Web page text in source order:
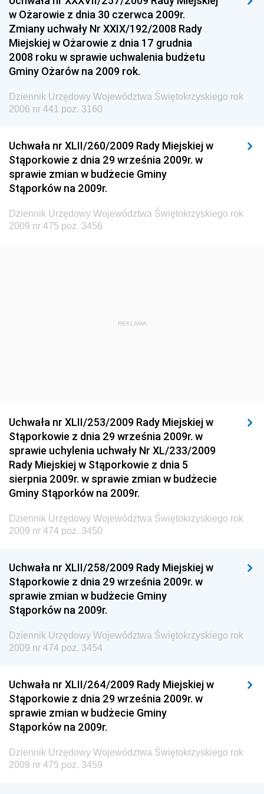
Dziennik Urzędowy Urzędu Ochrony Konkurencji i
Konsumentów
Dziennik Urzędowy Ministra Pracy i Polityki
Społecznej
Dziennik Urzędowy Urzędu Lotnictwa Cywilnego
Dziennik Urzędowy Ministerstwa Hutnictwa i
Przemysłu Maszynowego
Dziennik Urzędowy Ministerstwa Zdrowia i Opieki
Społecznej
Dziennik Urzędowy Ministerstwa Rolnictwa, Leśnictwa
i Gospodarki Żywnościowej
Dziennik Urzędowy Głównego Inspektora Ochrony
Dziennik Urzędowy Ministra Budownictwa i Przemysłu
Materiałów Budowlanych
Dziennik Urzędowy Ministra Infrastruktury i Rozwoju
Dziennik Urzędowy Głównego Inspektoratu Ochrony
Środowiska
Środowiska
Dziennik Urzędowy Ministerstwa Administracji i
Gospodarki Przestrzennej
Dziennik Urzędowy Unii Europejskiej, L
Dziennik Urzędowy Ministerstwa Komunikacji
Dziennik Urzędowy Ministerstwa Przemysłu
Dziennik Urzędowy Ministerstwa Rolnictwa i
Gospodarki Żywnościowej
Dziennik Urzędowy Ministra Rodziny, Pracy i Polityki
Społecznej
Dziennik Urzędowy Ministra Cyfryzacji
w Ożarowie z dnia 30 czerwca 2009r.
Zmiany uchwały Nr XXIX/192/2008 Rady
Miejskiej w Ożarowie z dnia 17 grudnia
2008 roku w sprawie uchwalenia budżetu
Gminy Ożarów na 2009 rok.
Dziennik Urzędowy Województwa Świętokrzyskiego rok
2006 nr 441 poz. 3160
Uchwała nr XLII/260/2009 Rady Miejskiej w
Stąporkowie z dnia 29 września 2009r. w
sprawie zmian w budżecie Gminy
Stąporków na 2009r.
Dziennik Urzędowy Województwa Świętokrzyskiego rok
2009 nr 475 poz. 3456
REKLAMA
Uchwała nr XLII/253/2009 Rady Miejskiej w
Stąporkowie z dnia 29 września 2009r. w
sprawie uchylenia uchwały Nr XL/233/2009
Rady Miejskiej w Stąporkowie z dnia 5
sierpnia 2009r. w sprawie zmian w budżecie
Gminy Stąporków na 2009r.
Dziennik Urzędowy Województwa Świętokrzyskiego rok
2009 nr 474 poz. 3450
Uchwała nr XLII/258/2009 Rady Miejskiej w
Stąporkowie z dnia 29 września 2009r. w
sprawie zmian w budżecie Gminy
Stąporków na 2009r.
Dziennik Urzędowy Województwa Świętokrzyskiego rok
2009 nr 474 poz. 3454
Uchwała nr XLII/264/2009 Rady Miejskiej w
Stąporkowie z dnia 29 września 2009r. w
sprawie zmian w budżecie Gminy
Stąporków na 2009r.
Dziennik Urzędowy Województwa Świętokrzyskiego rok
2009 nr 475 poz. 3459